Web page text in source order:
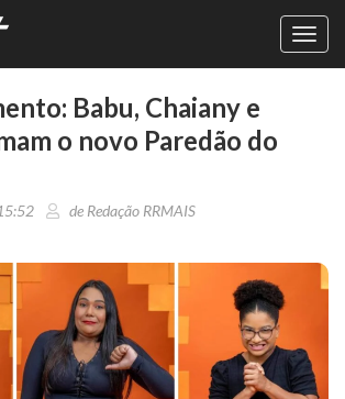
Babu, Chaiany e
o novo Paredão do
de Redação RRMAIS